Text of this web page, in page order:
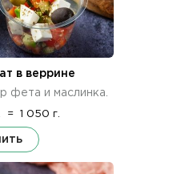
в веррине
фета и маслинка.
= 1 050 г.